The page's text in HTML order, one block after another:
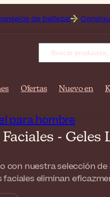
Consigue un 25 %
Ofertas Nuevo en
para hombre
-
con nuestra selección
eliminan